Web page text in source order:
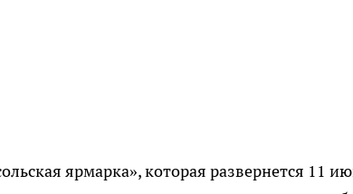
ярмарка», которая развернется 11